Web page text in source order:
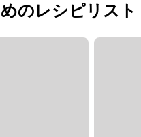
のレシピリスト